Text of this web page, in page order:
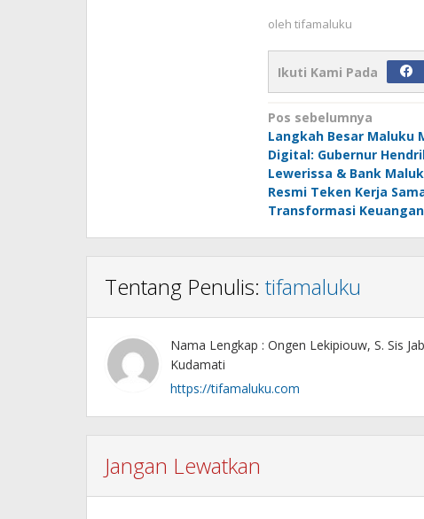
oleh tifamaluku
Ikuti Kami Pada
Navigasi
pos
Pos sebelumnya
Langkah Besar Maluku
Digital: Gubernur
Lewerissa & Bank
Resmi Teken Kerja
Transformasi
Tentang Penulis: tifamaluku
Nama Lengkap : Ongen Lekipiouw, S. Sis
Kudamati
https://tifamaluku.com
Jangan Lewatkan